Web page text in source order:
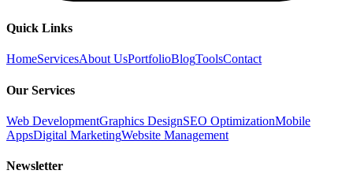
Quick Links
HomeServicesAbout UsPortfolioBlogToolsContact
Our Services
Web DevelopmentGraphics DesignSEO OptimizationMobile
AppsDigital MarketingWebsite Management
Newsletter